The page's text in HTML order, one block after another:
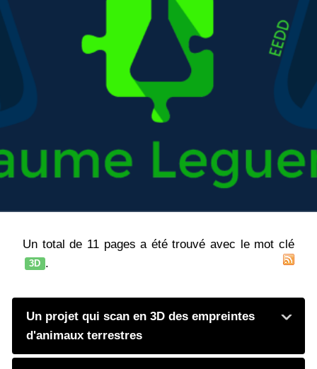
Un total de 11 pages a été trouvé avec le mot clé
3D .
Un projet qui scan en 3D des empreintes
d'animaux terrestres